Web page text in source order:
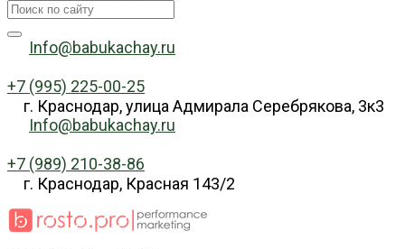
Info@babukachay.ru
+7 (995) 225-00-25
г. Краснодар, улица Адмирала Серебрякова, 3к3
Info@babukachay.ru
+7 (989) 210-38-86
г. Краснодар, Красная 143/2